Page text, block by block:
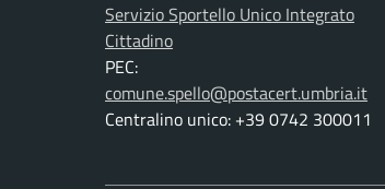
Servizio Sportello Unico Integrato
Cittadino
PEC:
comune.spello@postacert.umbria.it
Centralino unico: +39 0742 300011